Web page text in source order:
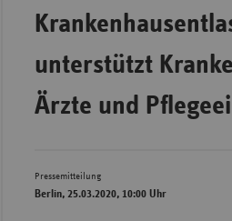
unterstützt
Ärzte und
Pressemitteilung
Berlin, 25.03.2020, 10:00 Uhr